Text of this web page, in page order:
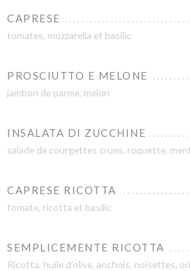
CAPRESE
tomates, mozzarella et basilic
PROSCIUTTO E MELONE
jambon de parme, melon
INSALATA DI ZUCCHINE
salade de courgettes crues, roquette,
CAPRESE RICOTTA
tomate, ricotta et basilic
SEMPLICEMENTE RICOTTA
Ricotta, huile d’olive, anchois, noisettes,